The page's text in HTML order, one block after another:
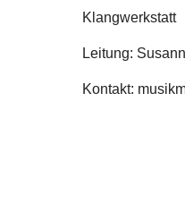
Klangwerkstatt
Leitung:
Kontakt: